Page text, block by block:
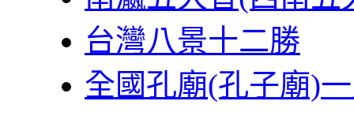
台灣八景十二勝
全國孔廟(孔子廟)